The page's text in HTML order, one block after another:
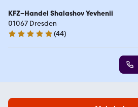
KFZ–Handel Shalashov Yevhenii
01067 Dresden
5 Sterne
(44)